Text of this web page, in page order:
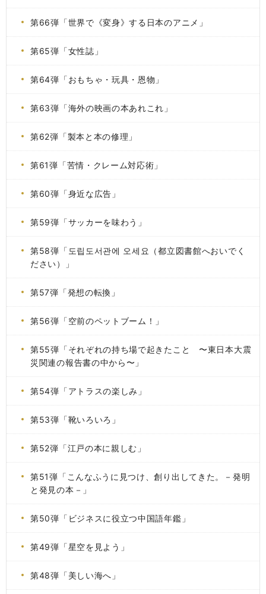
第66弾「世界で《変身》する日本のアニメ」
第65弾「女性誌」
第64弾「おもちゃ・玩具・恩物」
第63弾「海外の映画の本あれこれ」
第62弾「製本と本の修理」
第61弾「苦情・クレーム対応術」
第60弾「身近な広告」
第59弾「サッカーを味わう」
第58弾「도립도서관에 오세요（都立図書館へおいでく
ださい）」
第57弾「発想の転換」
第56弾「空前のペットブーム！」
第55弾「それぞれの持ち場で起きたこと 〜東日本大震
災関連の報告書の中から〜」
第54弾「アトラスの楽しみ」
第53弾「靴いろいろ」
第52弾「江戸の本に親しむ」
第51弾「こんなふうに見つけ、創り出してきた。－発明
と発見の本－」
第50弾「ビジネスに役立つ中国語年鑑」
第49弾「星空を見よう」
第48弾「美しい海へ」